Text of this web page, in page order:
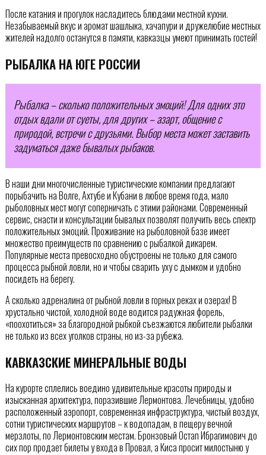
После катания и прогулок насладитесь блюдами местной кухни.
Незабываемый вкус и аромат шашлыка, хачапури и дружелюбие местных
жителей надолго останутся в памяти, кавказцы умеют принимать гостей!
РЫБАЛКА НА ЮГЕ РОССИИ
Рыбалка – сколько положительных эмоций! Для одних это
отдых вдали от суеты, для других – азарт, общение с
природой, встречи с друзьями. Выбор места может заставить
задуматься даже бывалых рыбаков.
В наши дни многочисленные туристические компании предлагают
порыбачить на Волге, Ахтубе и Кубани в любое время года, мало
рыболовных мест могут соперничать с этими районами. Современный
сервис, снасти и консультации бывалых позволят получить весь спектр
положительных эмоций. Проживание на рыболовной базе имеет
множество преимуществ по сравнению с рыбалкой дикарем.
Популярные места превосходно обустроены не только для самого
процесса рыбной ловли, но и чтобы сварить уху с дымком и удобно
посидеть на берегу.
А сколько адреналина от рыбной ловли в горных реках и озерах! В
хрустально чистой, холодной воде водится радужная форель,
«поохотиться» за благородной рыбкой съезжаются любители рыбалки
не только из всех уголков страны, но из-за рубежа.
КАВКАЗСКИЕ МИНЕРАЛЬНЫЕ ВОДЫ
На курорте сплелись воедино удивительные красоты природы и
изысканная архитектура, поразившие Лермонтова. Лечебницы, удобно
расположенный аэропорт, современная инфраструктура, чистый воздух,
сотни туристических маршрутов – к водопадам, в пещеру вечной
мерзлоты, по Лермонтовским местам. Бронзовый Остап Ибрагимович до
сих пор продает билеты у входа в Провал, а Киса просит милостыню у